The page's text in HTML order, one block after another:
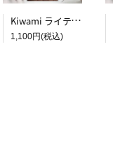
Kiwami ライティングマット下敷 システム手帳バイブルサイズ【黒】
1,100円(税込)